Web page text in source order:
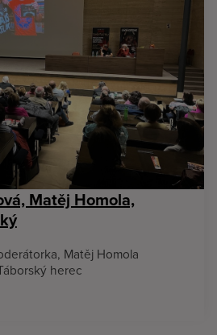
Matěj Homola,
Matěj Homola
herec